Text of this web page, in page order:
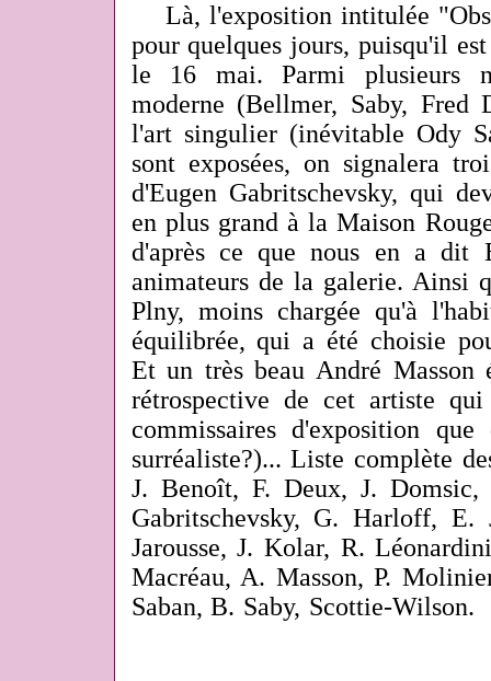
Là, l'exposition intitulée
pour quelques jours, puisqu'il
le 16 mai. Parmi plusieurs
moderne (Bellmer, Saby,
l'art singulier (inévitable Ody
sont exposées, on signalera
d'Eugen Gabritschevsky, qui
en plus grand à la Maison
d'après ce que nous en a dit
animateurs de la galerie. Ainsi
Plny, moins chargée qu'à
équilibrée, qui a été choisie
Et un très beau André Masson
rétrospective de cet artiste
commissaires d'exposition
surréaliste?)... Liste complète
J. Benoît, F. Deux, J.
Gabritschevsky, G. Harloff,
Jarousse, J. Kolar, R.
Macréau, A. Masson, P.
Saban, B. Saby, Scottie-Wilson.